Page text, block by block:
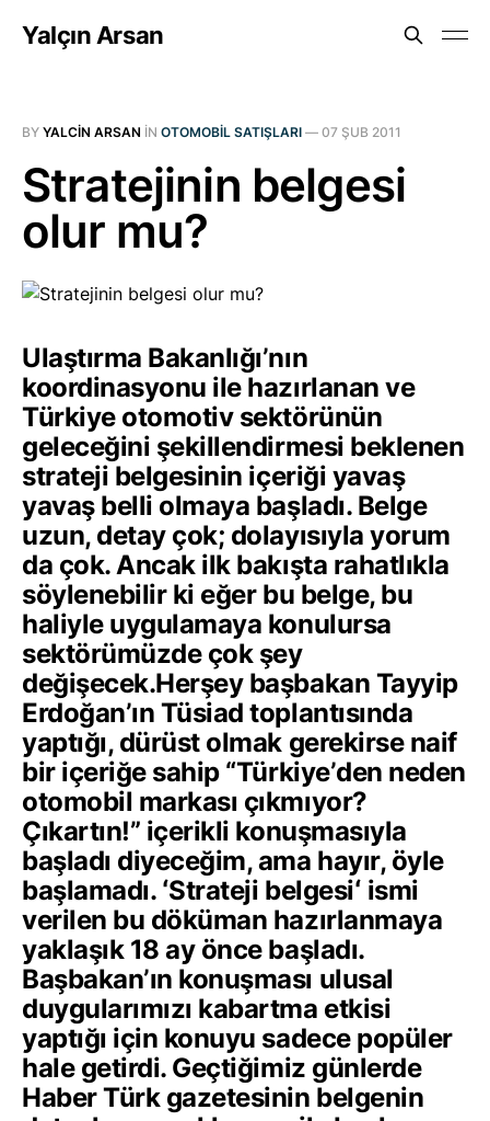
Yalçın Arsan
BY YALCIN ARSAN IN OTOMOBIL SATIŞLARI — 07 ŞUB 2011
Stratejinin belgesi
olur mu?
Ulaştırma Bakanlığıʼnın
koordinasyonu ile hazırlanan ve
Türkiye otomotiv sektörünün
geleceğini şekillendirmesi beklenen
strateji belgesinin içeriği yavaş
yavaş belli olmaya başladı. Belge
uzun, detay çok; dolayısıyla yorum
da çok. Ancak ilk bakışta rahatlıkla
söylenebilir ki eğer bu belge, bu
haliyle uygulamaya konulursa
sektörümüzde çok şey
değişecek.Herşey başbakan Tayyip
Erdoğanʼın Tüsiad toplantısında
yaptığı, dürüst olmak gerekirse naif
bir içeriğe sahip “Türkiyeʼden neden
otomobil markası çıkmıyor?
Çıkartın!” içerikli konuşmasıyla
başladı diyeceğim, ama hayır, öyle
başlamadı. ʻStrateji belgesiʻ ismi
verilen bu döküman hazırlanmaya
yaklaşık 18 ay önce başladı.
Başbakanʼın konuşması ulusal
duygularımızı kabartma etkisi
yaptığı için konuyu sadece popüler
hale getirdi. Geçtiğimiz günlerde
Haber Türk gazetesinin belgenin